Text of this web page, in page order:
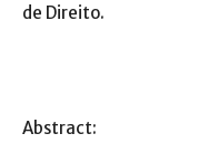
de Direito.
Abstract: